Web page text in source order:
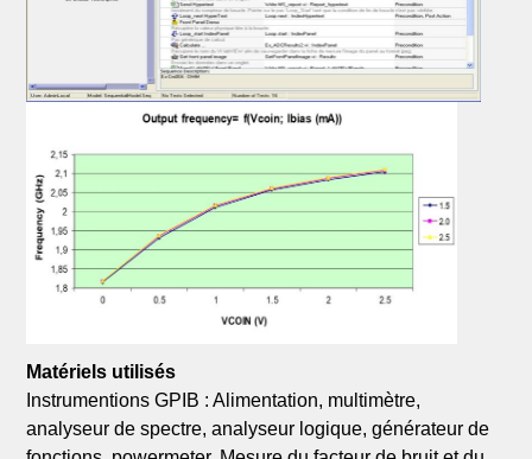
Matériels utilisés
Instrumentions GPIB : Alimentation, multimètre,
analyseur de spectre, analyseur logique, générateur de